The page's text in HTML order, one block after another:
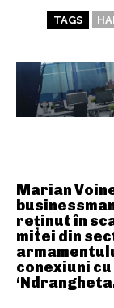
Marian
reținut în
mitei din
conexiuni cu
TAGS